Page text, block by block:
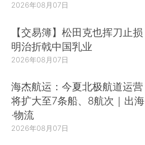
2026年08月07日
【交易簿】松田克也挥刀止损
明治折戟中国乳业
2026年08月07日
海杰航运：今夏北极航道运营
将扩大至7条船、8航次｜出海
·物流
2026年08月07日